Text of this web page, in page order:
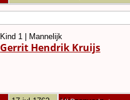
Kind 1 | Mannelijk
Gerrit Hendrik Kruijs